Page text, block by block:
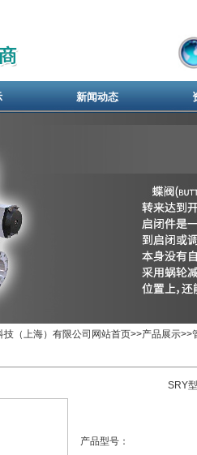
新闻动态
（上海）有限公司网站首页>>产品展示>>
SRY
产品型号：